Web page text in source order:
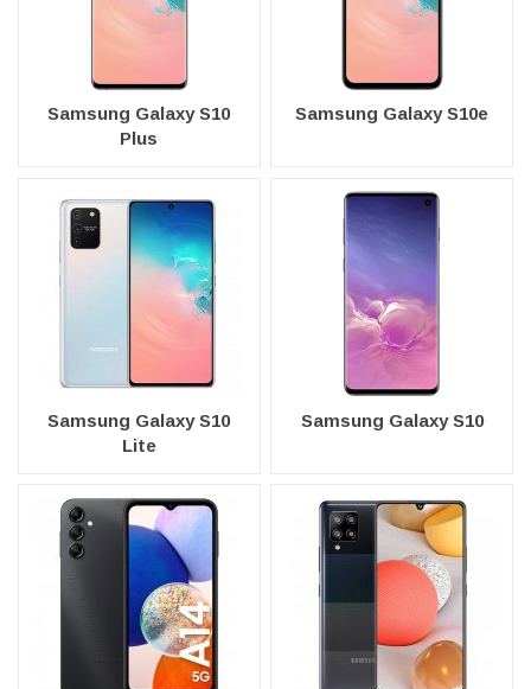
Samsung Galaxy S10
Plus
Samsung Galaxy S10e
Samsung Galaxy S10
Lite
Samsung Galaxy S10